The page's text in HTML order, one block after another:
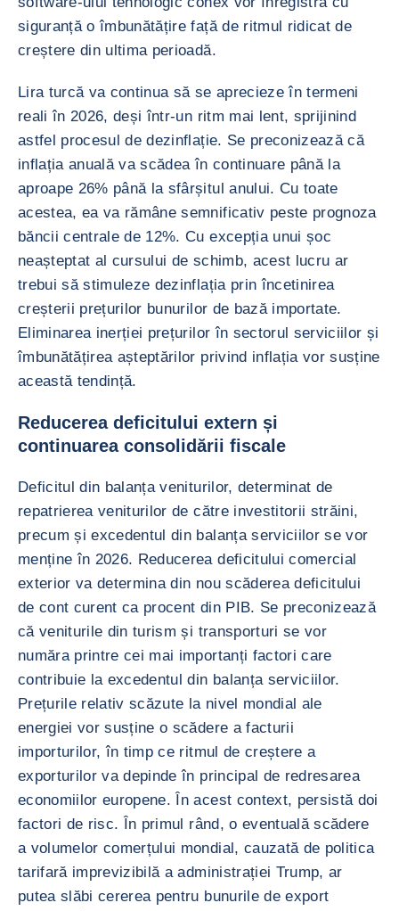
siguranță o îmbunătățire față de ritmul ridicat de
creștere din ultima perioadă.
Lira turcă va continua să se aprecieze în termeni
reali în 2026, deși într-un ritm mai lent, sprijinind
astfel procesul de dezinflație. Se preconizează că
inflația anuală va scădea în continuare până la
aproape 26% până la sfârșitul anului. Cu toate
acestea, ea va rămâne semnificativ peste prognoza
băncii centrale de 12%. Cu excepția unui șoc
neașteptat al cursului de schimb, acest lucru ar
trebui să stimuleze dezinflația prin încetinirea
creșterii prețurilor bunurilor de bază importate.
Eliminarea inerției prețurilor în sectorul serviciilor și
îmbunătățirea așteptărilor privind inflația vor susține
această tendință.
Reducerea deficitului extern și
continuarea consolidării fiscale
Deficitul din balanța veniturilor, determinat de
repatrierea veniturilor de către investitorii străini,
precum și excedentul din balanța serviciilor se vor
menține în 2026. Reducerea deficitului comercial
exterior va determina din nou scăderea deficitului
de cont curent ca procent din PIB. Se preconizează
că veniturile din turism și transporturi se vor
număra printre cei mai importanți factori care
contribuie la excedentul din balanța serviciilor.
Prețurile relativ scăzute la nivel mondial ale
energiei vor susține o scădere a facturii
importurilor, în timp ce ritmul de creștere a
exporturilor va depinde în principal de redresarea
economiilor europene. În acest context, persistă doi
factori de risc. În primul rând, o eventuală scădere
a volumelor comerțului mondial, cauzată de politica
tarifară imprevizibilă a administrației Trump, ar
putea slăbi cererea pentru bunurile de export